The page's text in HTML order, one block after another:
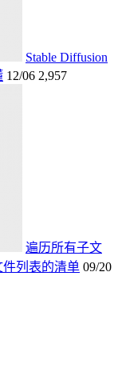
Stable Diffusion
12/06 2,957
遍历所有子文
列表的清单 09/20